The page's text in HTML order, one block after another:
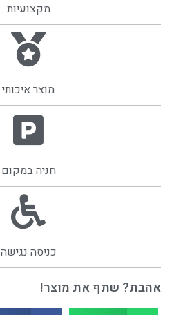
מקצועיות
מוצר איכותי
חניה במקום
כניסה נגישה
אהבת? שתף את מוצר!